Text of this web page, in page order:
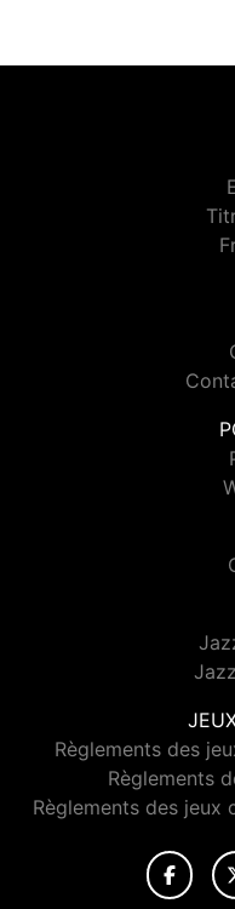
Règlements des
Règlements
Règlements des jeux